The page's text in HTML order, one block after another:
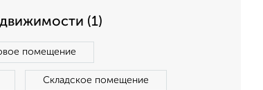
(1)
помещение
Складское помещение